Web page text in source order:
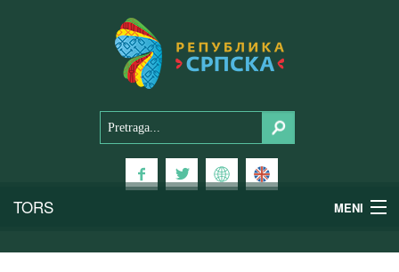
TORS MENI